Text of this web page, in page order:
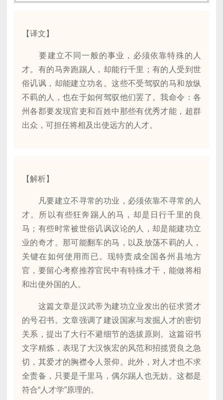
【译文】
要建立不同一般的事业，必须依靠特殊的人
才。有的马奔跑踢人，却能行千里；有的人受到世
俗讥讽，却能建立功名。这些不受驾驭的马和放纵
不羁的人，也在于如何驾驭他们罢了。我命令：各
州各郡要发现官吏和百姓中那些有优秀才能，超群
出众，可担任将相及出使远方的人才。
【解析】
凡要建立不寻常的功业，必须依靠不寻常的人
才。所以有些狂奔踢人的马，却是日行千里的良
马；有些时常被世俗讥讽议论的人，却是能建功立
业的奇才。那可能翻车的马，以及放荡不羁的人，
关键在如何使用而已。现特责成全国各州县地方
官，要留心考察推荐官民中有特殊才干，能做将相
和出使外国的人。
这篇文章是汉武帝为建功立业发出的征求贤才
的号召书。文章强调了建设国家与发掘人才的密切
关系，提出了大行不避细节的选拔原则。这篇诏书
文字精炼，表现了大汉恢宏的风范和招揽贤良之急
切，其爱才的胸襟令人景仰。此外，对人才也不求
全责备，只要是千里马，偶尔踢人也无妨。这都是
符合“人才学”原理的。